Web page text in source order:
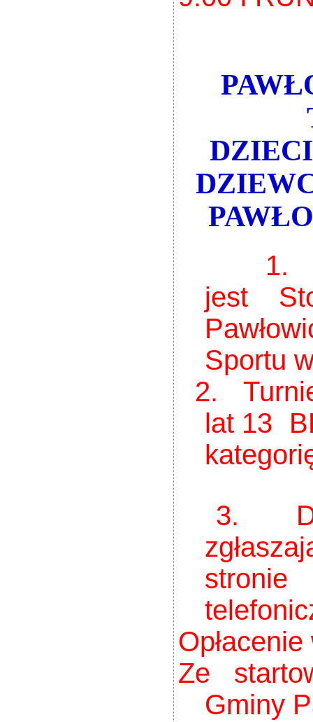
1.
jest
Sportu
2.
lat 13
3. Do
Ze
Gminy